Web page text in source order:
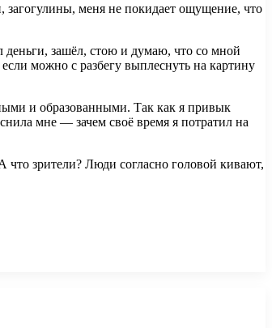
загогулины, меня не покидает ощущение, что
деньги, зашёл, стою и думаю, что со мной
можно с разбегу выплеснуть на картину
и образованными. Так как я привык
мне — зачем своё время я потратил на
что зрители? Люди согласно головой кивают,